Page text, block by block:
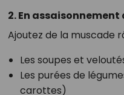
2. En
Ajoutez de la muscade
Les soupes et
Les purées de
carottes)